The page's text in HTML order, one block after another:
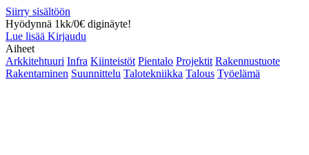
Siirry sisältöön
Hyödynnä 1kk/0€ diginäyte!
Lue lisää Kirjaudu
Aiheet
Arkkitehtuuri Infra Kiinteistöt Pientalo Projektit Rakennustuote
Rakentaminen Suunnittelu Talotekniikka Talous Työelämä